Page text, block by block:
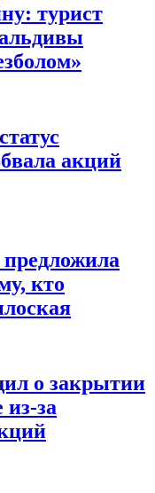
турист
акций
кто
о закрытии
из-за